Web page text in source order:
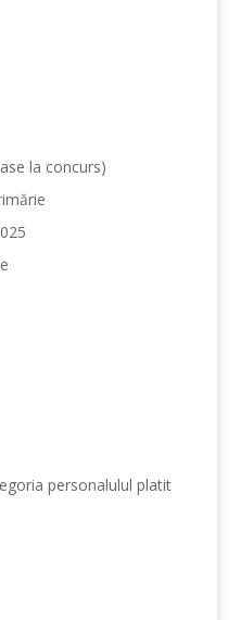
la concurs)
personalulul platit